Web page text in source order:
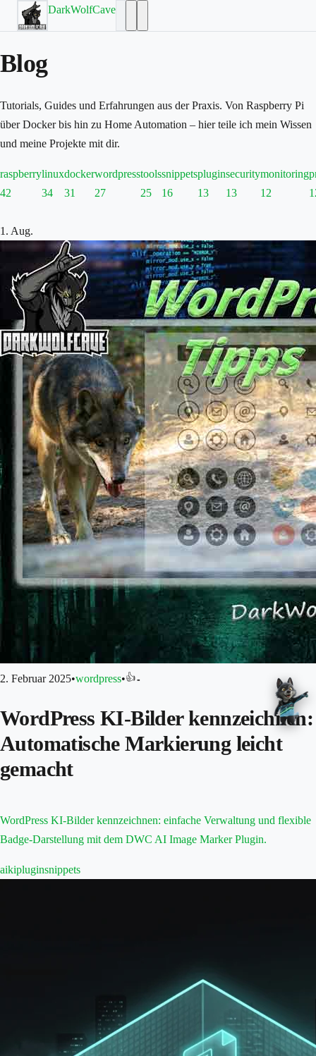
DarkWolfCave
Blog
Tutorials, Guides und Erfahrungen aus der Praxis. Von Raspberry Pi
über Docker bis hin zu Home Automation – hier teile ich mein Wissen
und meine Projekte mit dir.
raspberry
42
linux
34
docker
31
wordpress
27
tools
25
snippets
16
plugin
13
security
13
monitoring
12
1. Aug.
2. Februar 2025•wordpress•👍-
WordPress KI-Bilder kennzeichnen:
Automatische Markierung leicht
gemacht
WordPress KI-Bilder kennzeichnen: einfache Verwaltung und flexible
Badge-Darstellung mit dem DWC AI Image Marker Plugin.
aikipluginsnippets